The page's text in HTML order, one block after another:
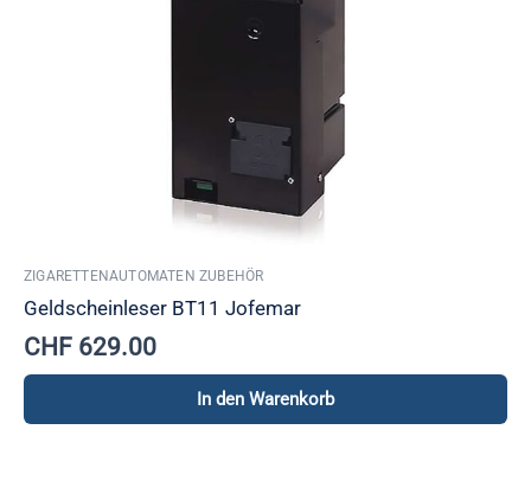
ZIGARETTENAUTOMATEN ZUBEHÖR
Geldscheinleser BT11 Jofemar
CHF 629.00
In den Warenkorb